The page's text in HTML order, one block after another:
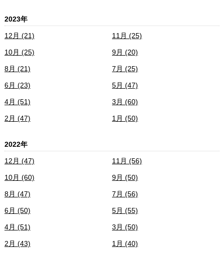
2023年
12月 (21) 11月 (25)
10月 (25) 9月 (20)
8月 (21) 7月 (25)
6月 (23) 5月 (47)
4月 (51) 3月 (60)
2月 (47) 1月 (50)
2022年
12月 (47) 11月 (56)
10月 (60) 9月 (50)
8月 (47) 7月 (56)
6月 (50) 5月 (55)
4月 (51) 3月 (50)
2月 (43) 1月 (40)